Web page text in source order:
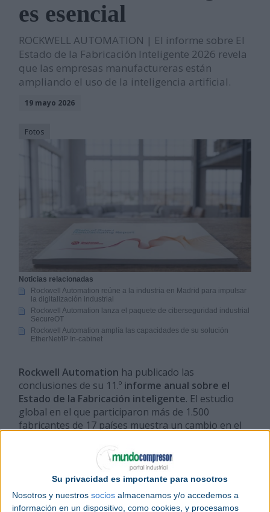
Su privacidad es importante para nosotros
Nosotros y nuestros socios almacenamos y/o accedemos a
información en un dispositivo, como cookies, y procesamos
es esencial
ROCKWELL AUTOMATION | El informe sobre El
Estado de la Fabricación Inteligente 2026 revela
que las empresas manufactureras están
ampliando el uso de la inteligencia artificial.
19 mayo 2026
Fotos
Noticias relacionadas
Rockwell Automation reúne a la industria en Madrid para impulsar
la digitalización industrial
Rockwell Automation lanza el paquete de ciberseguridad industrial
SecureOT
Rockwell Automation amplía las capacidades de su solución
EtherNet/IP In-cabinet
Rockwell Automation ha publicado las
conclusiones de su 11.º informe anual sobre el
Estado de la Fabricación inteligente. El estudio
global en el que participaron más de 1.500
fabricantes de 17 países muestra un cambio en el
debatiendo si adoptar o no tecnologías digitales,
sino cómo implementarlas, ampliarlas y ofrecer un
valor cuantificable a través de ellas.
El informe refleja un punto de inflexión para la